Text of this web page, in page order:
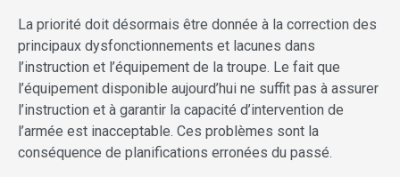
La priorité doit désormais être donnée à la correction des
principaux dysfonctionnements et lacunes dans
l’instruction et l’équipement de la troupe. Le fait que
l’équipement disponible aujourd’hui ne suffit pas à assurer
l’instruction et à garantir la capacité d’intervention de
l’armée est inacceptable. Ces problèmes sont la
conséquence de planifications erronées du passé.